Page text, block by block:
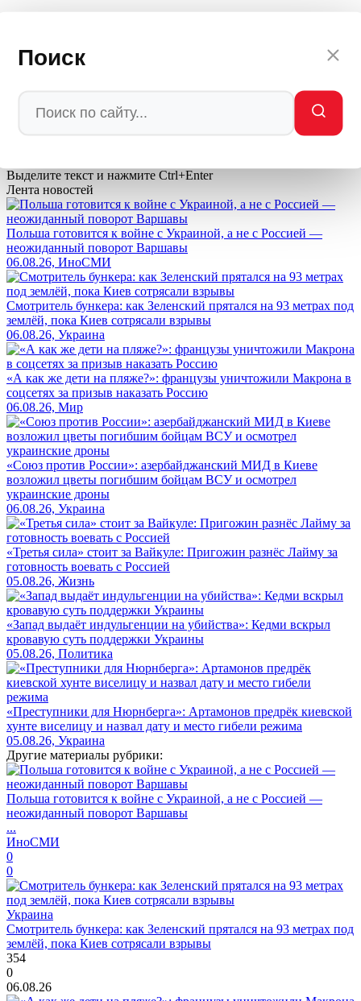
Поиск
Мы в
Выделите текст и нажмите Ctrl+Enter
Лента новостей
Польша готовится к войне с Украиной, а не с Россией —
неожиданный поворот Варшавы
06.08.26, ИноСМИ
Смотритель бункера: как Зеленский прятался на 93 метрах под
землёй, пока Киев сотрясали взрывы
06.08.26, Украина
«А как же дети на пляже?»: французы уничтожили Макрона в
соцсетях за призыв наказать Россию
06.08.26, Мир
«Союз против России»: азербайджанский МИД в Киеве
возложил цветы погибшим бойцам ВСУ и осмотрел
украинские дроны
06.08.26, Украина
«Третья сила» стоит за Вайкуле: Пригожин разнёс Лайму за
готовность воевать с Россией
05.08.26, Жизнь
«Запад выдаёт индульгенции на убийства»: Кедми вскрыл
кровавую суть поддержки Украины
05.08.26, Политика
«Преступники для Нюрнберга»: Артамонов предрёк киевской
хунте виселицу и назвал дату и место гибели режима
05.08.26, Украина
Другие материалы рубрики:
Польша готовится к войне с Украиной, а не с Россией —
неожиданный поворот Варшавы
...
ИноСМИ
0
0
Украина
Смотритель бункера: как Зеленский прятался на 93 метрах под
землёй, пока Киев сотрясали взрывы
354
0
06.08.26